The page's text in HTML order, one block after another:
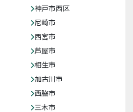
神戸市西区
尼崎市
西宮市
芦屋市
相生市
加古川市
西脇市
三木市